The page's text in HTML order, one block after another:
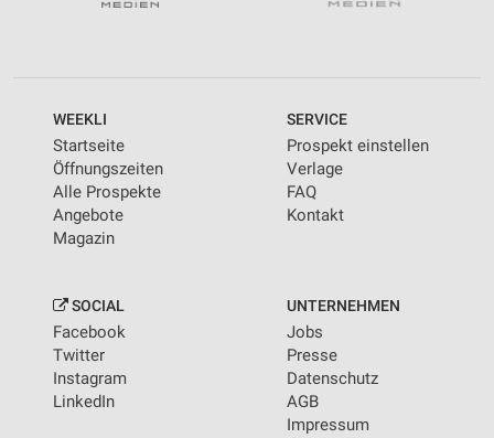
WEEKLI
Startseite
Öffnungszeiten
Alle Prospekte
Angebote
Magazin
SERVICE
Prospekt einstellen
Verlage
FAQ
Kontakt
SOCIAL
Facebook
Twitter
Instagram
LinkedIn
UNTERNEHMEN
Jobs
Presse
Datenschutz
AGB
Impressum